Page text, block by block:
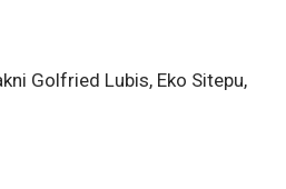
Golfried Lubis, Eko Sitepu,